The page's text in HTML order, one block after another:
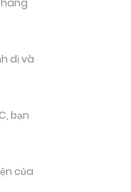
dị và
bạn
của